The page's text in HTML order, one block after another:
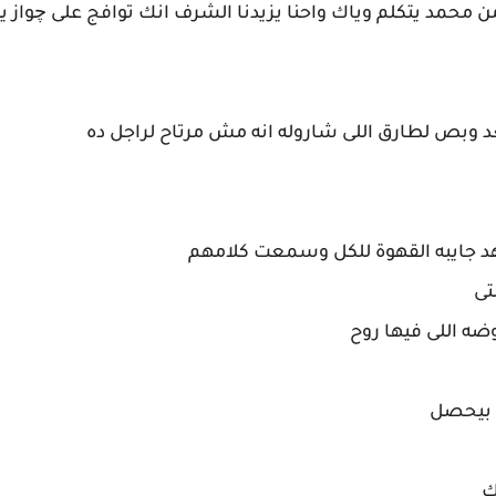
محمد يتكلم وياك واحنا يزيدنا الشرف انك توافج على
لطارق اللى شاروله انه مش مرتاح لراجل ده
القهوة للكل وسمعت كلامهم
اللى فيها روح
بيحصل